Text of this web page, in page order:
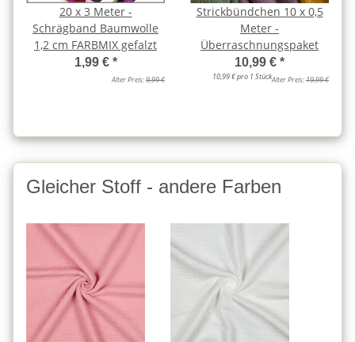
20 x 3 Meter -
Schrägband Baumwolle
1,2 cm FARBMIX gefalzt
1,99 € *
Alter Preis:9,99 €
Strickbündchen 10 x 0,5
Meter -
Überraschnungspaket
10,99 € *
10,99 € pro 1 StückAlter Preis:19,99 €
Gleicher Stoff - andere Farben